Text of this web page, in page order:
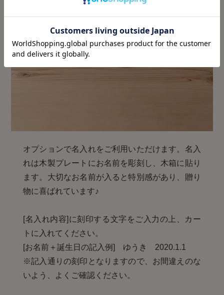
オプションで名入れをご利用いただけます。名入
れは木製プレートにお名前を彫刻し、木箱に貼り
ます。大切なお名前が入ると特別感があり、贈り
物に喜ばれています♪
[名入れ内容]に刻印する文字をご入力の上、カー
トに入れてください。
[お名前＋誕生日の記入例] ゆうき 2020.1.1
※記入通りの刻印となりますので、お間違えのな
いよう、よくご確認ください。